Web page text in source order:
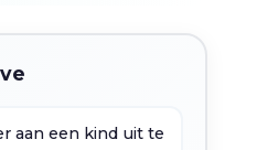
aan een kind uit te